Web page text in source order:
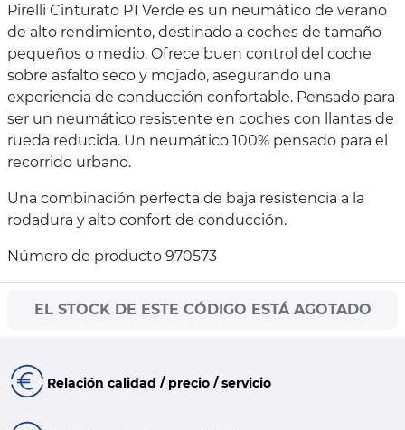
Pirelli Cinturato P1 Verde es un neumático de verano
de alto rendimiento, destinado a coches de tamaño
pequeños o medio. Ofrece buen control del coche
sobre asfalto seco y mojado, asegurando una
experiencia de conducción confortable. Pensado para
ser un neumático resistente en coches con llantas de
rueda reducida. Un neumático 100% pensado para el
recorrido urbano.
Una combinación perfecta de baja resistencia a la
rodadura y alto confort de conducción.
Número de producto 970573
EL STOCK DE ESTE CÓDIGO ESTÁ AGOTADO
Relación calidad / precio / servicio